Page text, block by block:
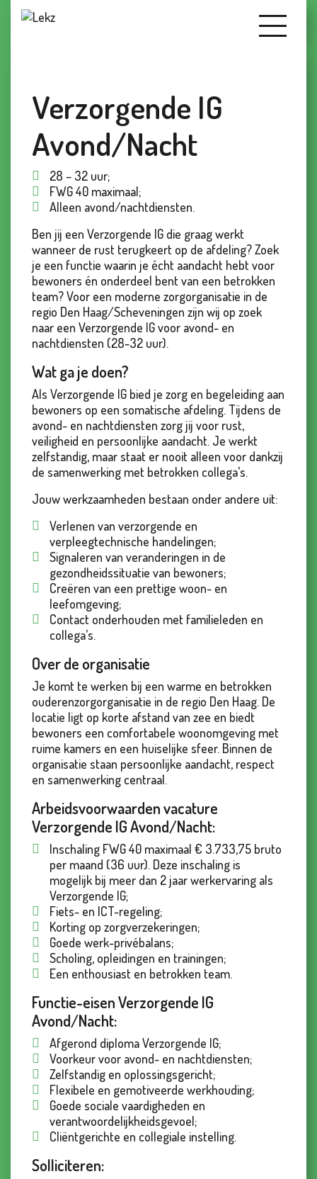
Verzorgende IG
Avond/Nacht
28 – 32 uur;
FWG 40 maximaal;
Alleen avond/nachtdiensten.
Ben jij een Verzorgende IG die graag werkt
wanneer de rust terugkeert op de afdeling? Zoek
je een functie waarin je écht aandacht hebt voor
bewoners én onderdeel bent van een betrokken
team? Voor een moderne zorgorganisatie in de
regio Den Haag/Scheveningen zijn wij op zoek
naar een Verzorgende IG voor avond- en
nachtdiensten (28-32 uur).
Wat ga je doen?
Als Verzorgende IG bied je zorg en begeleiding aan
bewoners op een somatische afdeling. Tijdens de
avond- en nachtdiensten zorg jij voor rust,
veiligheid en persoonlijke aandacht. Je werkt
zelfstandig, maar staat er nooit alleen voor dankzij
de samenwerking met betrokken collega’s.
Jouw werkzaamheden bestaan onder andere uit:
Verlenen van verzorgende en
verpleegtechnische handelingen;
Signaleren van veranderingen in de
gezondheidssituatie van bewoners;
Creëren van een prettige woon- en
leefomgeving;
Contact onderhouden met familieleden en
collega’s.
Over de organisatie
Je komt te werken bij een warme en betrokken
ouderenzorgorganisatie in de regio Den Haag. De
locatie ligt op korte afstand van zee en biedt
bewoners een comfortabele woonomgeving met
ruime kamers en een huiselijke sfeer. Binnen de
organisatie staan persoonlijke aandacht, respect
en samenwerking centraal.
Arbeidsvoorwaarden vacature
Verzorgende IG Avond/Nacht:
Inschaling FWG 40 maximaal € 3.733,75 bruto
per maand (36 uur). Deze inschaling is
mogelijk bij meer dan 2 jaar werkervaring als
Verzorgende IG;
Fiets- en ICT-regeling;
Korting op zorgverzekeringen;
Goede werk-privébalans;
Scholing, opleidingen en trainingen;
Een enthousiast en betrokken team.
Functie-eisen Verzorgende IG
Avond/Nacht:
Afgerond diploma Verzorgende IG;
Voorkeur voor avond- en nachtdiensten;
Zelfstandig en oplossingsgericht;
Flexibele en gemotiveerde werkhouding;
Goede sociale vaardigheden en
verantwoordelijkheidsgevoel;
Cliëntgerichte en collegiale instelling.
Solliciteren: